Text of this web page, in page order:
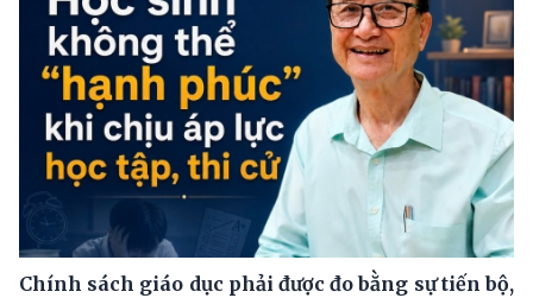
Chính sách giáo dục phải được đo bằng sự tiến bộ,